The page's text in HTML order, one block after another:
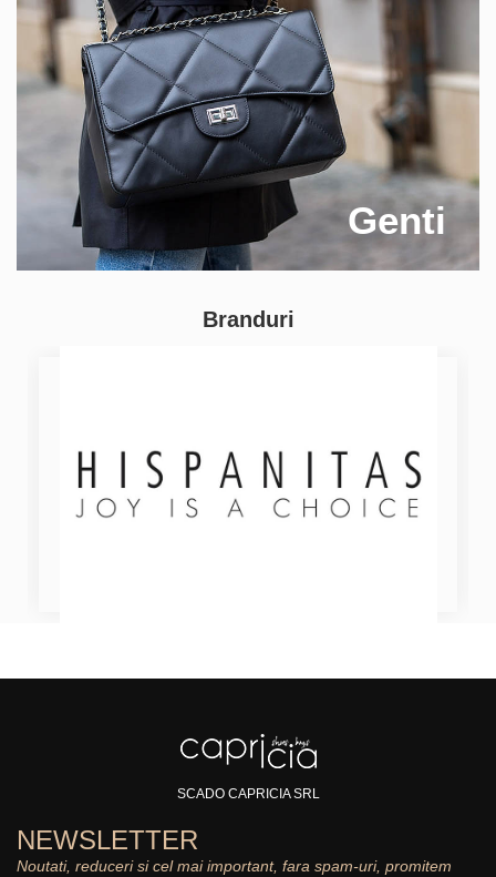
Genti
Branduri
SCADO CAPRICIA SRL
NEWSLETTER
Noutati, reduceri si cel mai important, fara spam-uri, promitem